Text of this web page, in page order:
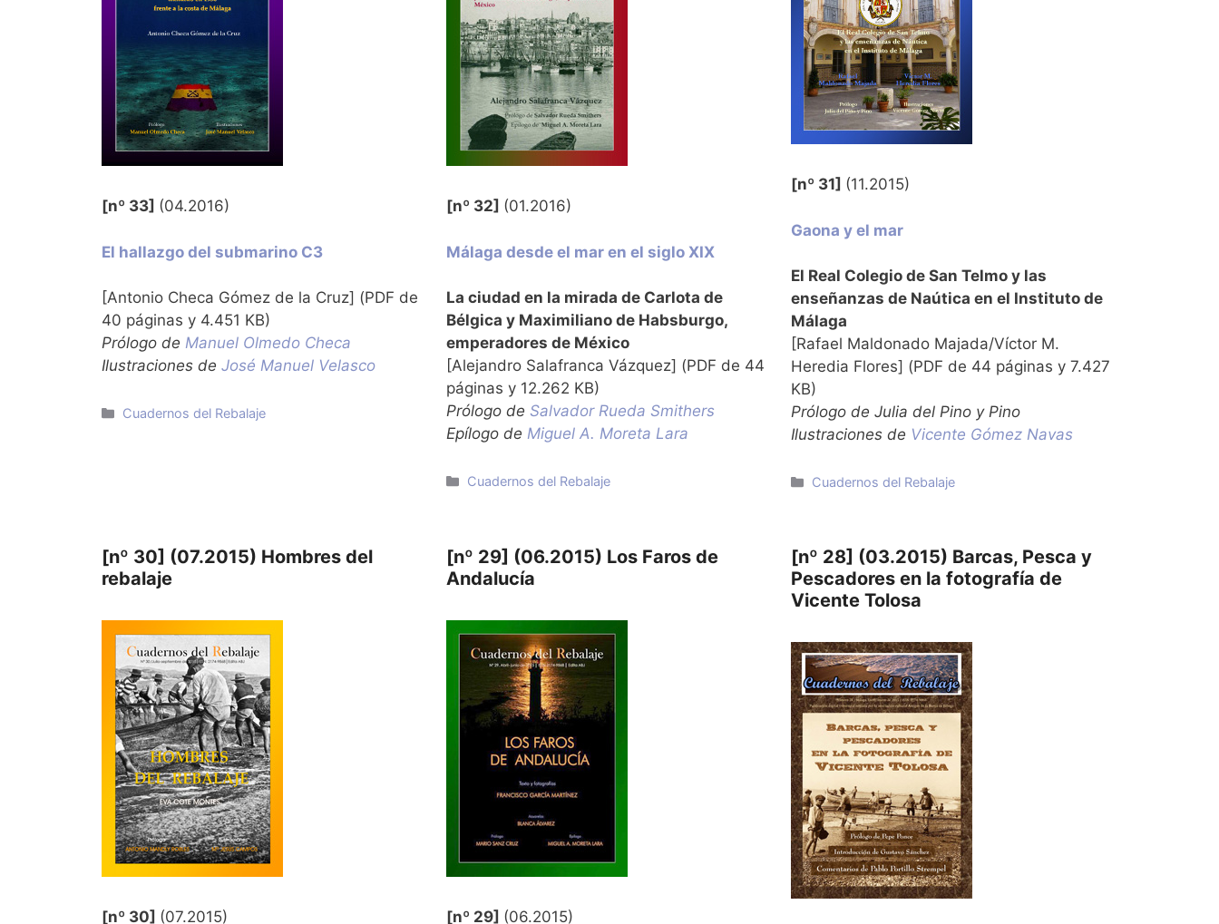
[nº 33] (04.2016)
El hallazgo del submarino C3
[Antonio Checa Gómez de la Cruz] (PDF de
40 páginas y 4.451 KB)
Prólogo de Manuel Olmedo Checa
Ilustraciones de José Manuel Velasco
Categorías
Cuadernos del Rebalaje
[nº 32] (01.2016)
Málaga desde el mar en el siglo XIX
La ciudad en la mirada de Carlota de
Bélgica y Maximiliano de Habsburgo,
emperadores de México
[Alejandro Salafranca Vázquez] (PDF de 44
páginas y 12.262 KB)
Prólogo de Salvador Rueda Smithers
Epílogo de Miguel A. Moreta Lara
Categorías
Cuadernos del Rebalaje
[nº 31] (11.2015)
Gaona y el mar
El Real Colegio de San Telmo y las
enseñanzas de Naútica en el Instituto de
Málaga
[Rafael Maldonado Majada/Víctor M.
Heredia Flores] (PDF de 44 páginas y 7.427
KB)
Prólogo de Julia del Pino y Pino
Ilustraciones de Vicente Gómez Navas
Categorías
Cuadernos del Rebalaje
[nº 30] (07.2015) Hombres del
rebalaje
[nº 30] (07.2015)
[nº 29] (06.2015) Los Faros de
Andalucía
[nº 29] (06.2015)
[nº 28] (03.2015) Barcas, Pesca y
Pescadores en la fotografía de
Vicente Tolosa